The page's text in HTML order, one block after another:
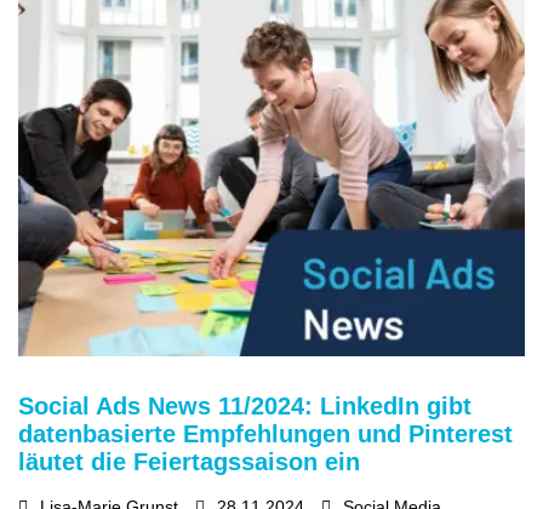
Social Ads News 11/2024: LinkedIn gibt
datenbasierte Empfehlungen und Pinterest
läutet die Feiertagssaison ein